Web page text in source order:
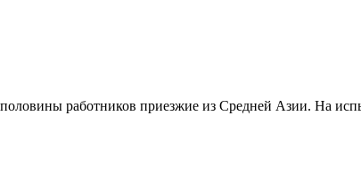
работников приезжие из Средней Азии. На